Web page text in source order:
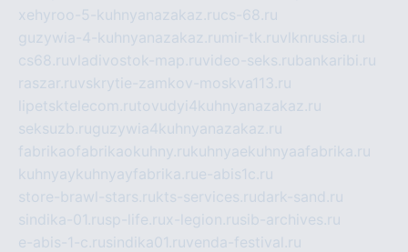
xehyroo-5-kuhnyanazakaz.rucs-68.ru
guzywia-4-kuhnyanazakaz.ru mir-tk.ruvlknrussia.ru
cs68.ruvladivostok-map.ruvideo-seks.rubankaribi.ru
raszar.ruvskrytie-zamkov-moskva113.ru
lipetsktelecom.rutovudyi4kuhnyanazakaz.ru
seksuzb.ruguzywia4kuhnyanazakaz.ru
fabrikaofabrikaokuhny.rukuhnyaekuhnyaafabrika.ru
kuhnyaykuhnyayfabrika.rue-abis1c.ru
store-brawl-stars.rukts-services.rudark-sand.ru
sindika-01.rusp-life.rux-legion.rusib-archives.ru
e-abis-1-c.rusindika01.ruvenda-festival.ru